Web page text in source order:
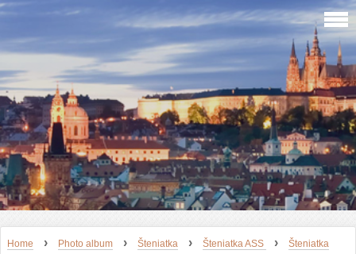
Home › Photo album › Šteniatka › Šteniatka ASS ›
Šteniatka